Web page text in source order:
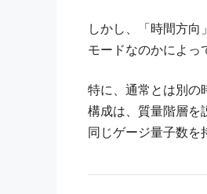
しかし、「時間方
モードなのかによっ
特に、通常とは別の
構成は、質量階層を
同じゲージ量子数を